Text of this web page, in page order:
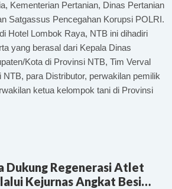
Kementerian Pertanian, Dinas Pertanian
Satgassus Pencegahan Korupsi POLRI.
Hotel Lombok Raya, NTB ini dihadiri
yang berasal dari Kepala Dinas
Kota di Provinsi NTB, Tim Verval
NTB, para Distributor, perwakilan pemilik
ketua kelompok tani di Provinsi
Dukung Regenerasi Atlet
Kejurnas Angkat Besi